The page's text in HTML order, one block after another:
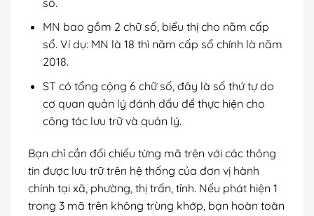
MN bao gồm 2 chữ số, biểu thị cho năm cấp
sổ. Ví dụ: MN là 18 thì năm cấp sổ chính là năm
2018.
ST có tổng cộng 6 chữ số, đây là số thứ tự do
cơ quan quản lý đánh dấu để thực hiện cho
công tác lưu trữ và quản lý.
Bạn chỉ cần đối chiếu từng mã trên với các thông
tin được lưu trữ trên hệ thống của đơn vị hành
chính tại xã, phường, thị trấn, tỉnh. Nếu phát hiện 1
trong 3 mã trên không trùng khớp, bạn hoàn toàn